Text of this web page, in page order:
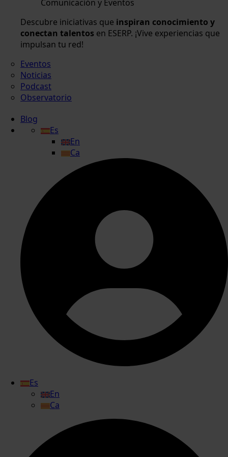
Comunicación y Eventos
Descubre iniciativas que inspiran conocimiento y
conectan talentos en ESERP. ¡Vive experiencias que
impulsan tu red!
Eventos
Noticias
Podcast
Observatorio
Blog
Es
En
Ca
Es
En
Ca